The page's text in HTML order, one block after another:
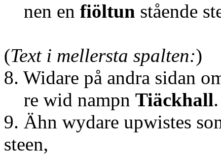
nen en fiöltun stående
(Text i mellersta spalten:)
8. Widare på andra sidan
re wid nampn Tiäckhall.
9. Ähn wydare upwistes
steen,